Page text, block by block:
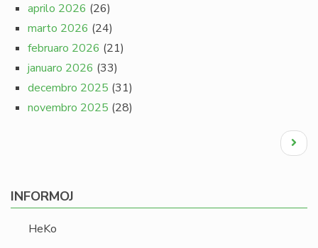
aprilo 2026 (26)
marto 2026 (24)
februaro 2026 (21)
januaro 2026 (33)
decembro 2025 (31)
novembro 2025 (28)
Next
page
INFORMOJ
HeKo